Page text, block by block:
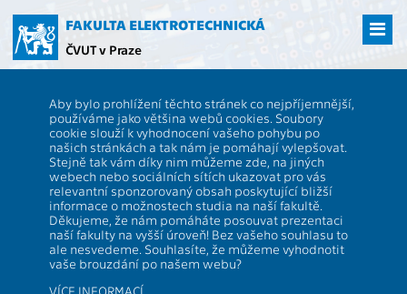
hlavní
obsah
FAKULTA ELEKTROTECHNICKÁ
ČVUT v Praze
Aby bylo prohlížení těchto stránek co nejpříjemnější,
používáme jako většina webů cookies. Soubory
cookie slouží k vyhodnocení vašeho pohybu po
našich stránkách a tak nám je pomáhají vylepšovat.
Stejně tak vám díky nim můžeme zde, na jiných
webech nebo sociálních sítích ukazovat pro vás
relevantní sponzorovaný obsah poskytující bližší
informace o možnostech studia na naší fakultě.
Děkujeme, že nám pomáháte posouvat prezentaci
naší fakulty na vyšší úroveň! Bez vašeho souhlasu to
ale nesvedeme. Souhlasíte, že můžeme vyhodnotit
vaše brouzdání po našem webu?
VÍCE INFORMACÍ
Robopes z FEL ČVUT si v kožichu
zahrál ve filmu
Spot od Boston Dynamics je robopes, na kterého je
Fakulta elektrotechnická ČVUT náležitě pyšná. Mobilní
a komerčně prodávaný robot určený pro koncového
uživatele je od září 2022 i hvězdou celovečerního filmu
Běžná selhání. Na obrazovce sice není kvůli převleku k